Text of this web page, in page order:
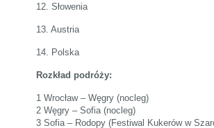
12. Słowenia
13. Austria
14. Polska
Rozkład podróży:
1 Wrocław – Węgry (nocleg)
2 Węgry – Sofia (nocleg)
3 Sofia – Rodopy (Festiwal Kukerów w